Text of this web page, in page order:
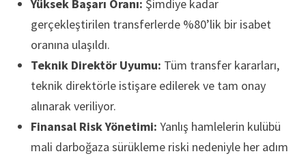
Yüksek Başarı Oranı: Şimdiye kadar
gerçekleştirilen transferlerde %80’lik bir isabet
oranına ulaşıldı.
Teknik Direktör Uyumu: Tüm transfer kararları,
teknik direktörle istişare edilerek ve tam onay
alınarak veriliyor.
Finansal Risk Yönetimi: Yanlış hamlelerin kulübü
mali darboğaza sürükleme riski nedeniyle her adım